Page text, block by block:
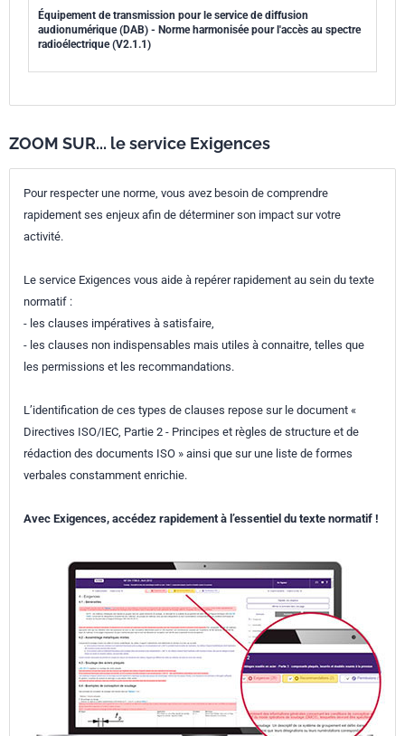
Équipement de transmission pour le service de diffusion
audionumérique (DAB) - Norme harmonisée pour l'accès au spectre
radioélectrique (V2.1.1)
ZOOM SUR... le service Exigences
Pour respecter une norme, vous avez besoin de comprendre
rapidement ses enjeux afin de déterminer son impact sur votre
activité.
Le service Exigences vous aide à repérer rapidement au sein du texte
normatif :
- les clauses impératives à satisfaire,
- les clauses non indispensables mais utiles à connaitre, telles que
les permissions et les recommandations.
L’identification de ces types de clauses repose sur le document «
Directives ISO/IEC, Partie 2 - Principes et règles de structure et de
rédaction des documents ISO » ainsi que sur une liste de formes
verbales constamment enrichie.
Avec Exigences, accédez rapidement à l’essentiel du texte normatif !